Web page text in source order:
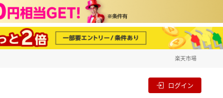
楽天市場
ログイン